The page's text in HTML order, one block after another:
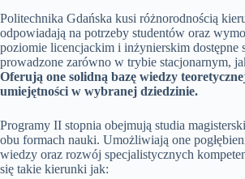
Politechnika Gdańska kusi różnorodnością
odpowiadają na potrzeby studentów oraz
poziomie licencjackim i inżynierskim dostępne
prowadzone zarówno w trybie stacjonarnym,
Oferują one solidną bazę wiedzy
umiejętności w wybranej dziedzinie.
Programy II stopnia obejmują studia
obu formach nauki. Umożliwiają one
wiedzy oraz rozwój specjalistycznych
się takie kierunki jak: